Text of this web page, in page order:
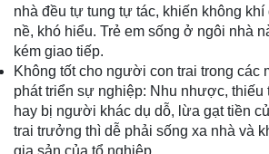
nhà đều tự tung tự tác, khiến không
nề, khó hiểu. Trẻ em sống ở ngôi nhà
kém giao tiếp.
Không tốt cho người con trai trong các
phát triển sự nghiệp: Nhu nhược, thiếu
hay bị người khác dụ dỗ, lừa gạt tiền
trai trưởng thì dễ phải sống xa nhà và
gia sản của tổ nghiệp.